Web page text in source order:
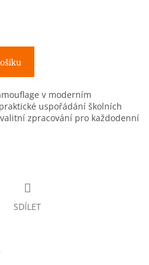
v moderním
uspořádání školních
zpracování pro každodenní
SDÍLET